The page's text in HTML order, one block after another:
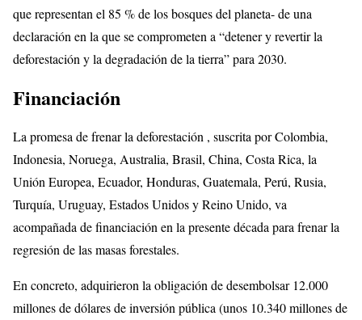
que representan el 85 % de los bosques del planeta- de una
declaración en la que se comprometen a “detener y revertir la
deforestación y la degradación de la tierra” para 2030.
Financiación
La promesa de frenar la deforestación , suscrita por Colombia,
Indonesia, Noruega, Australia, Brasil, China, Costa Rica, la
Unión Europea, Ecuador, Honduras, Guatemala, Perú, Rusia,
Turquía, Uruguay, Estados Unidos y Reino Unido, va
acompañada de financiación en la presente década para frenar la
regresión de las masas forestales.
En concreto, adquirieron la obligación de desembolsar 12.000
millones de dólares de inversión pública (unos 10.340 millones de